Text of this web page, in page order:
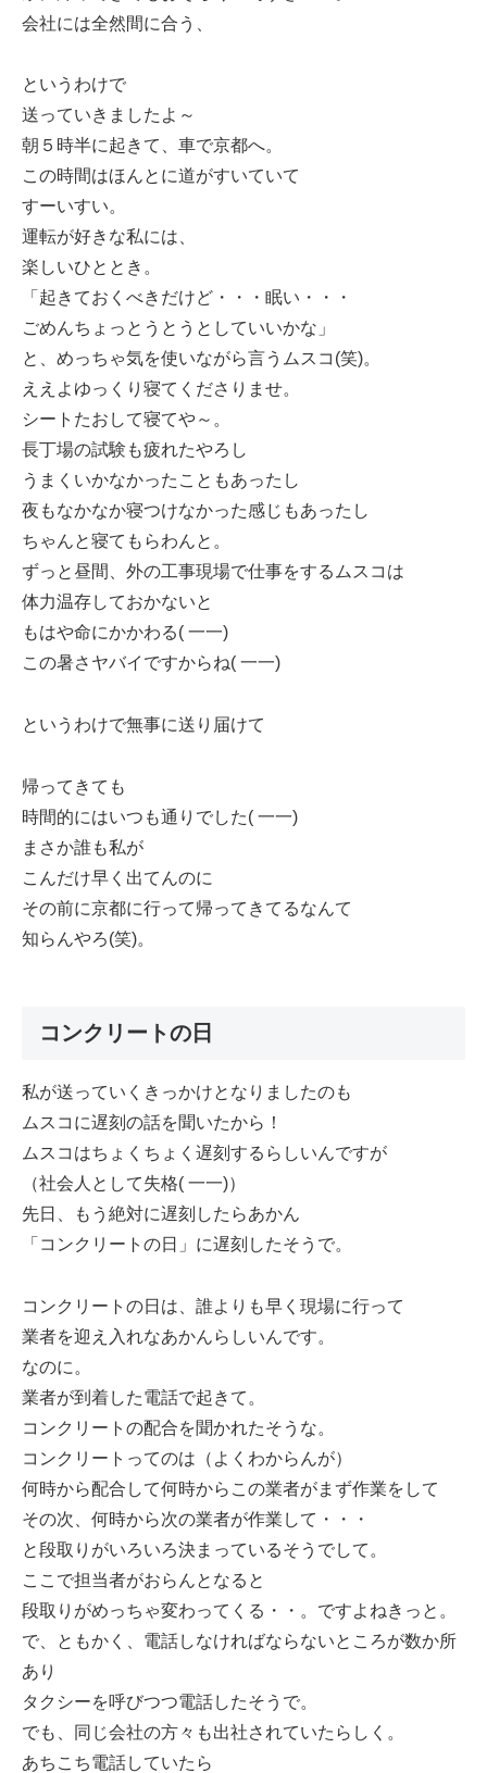
会社には全然間に合う、
というわけで
送っていきましたよ～
朝５時半に起きて、車で京都へ。
この時間はほんとに道がすいていて
すーいすい。
運転が好きな私には、
楽しいひととき。
「起きておくべきだけど・・・眠い・・・
ごめんちょっとうとうとしていいかな」
と、めっちゃ気を使いながら言うムスコ(笑)。
ええよゆっくり寝てくださりませ。
シートたおして寝てや～。
長丁場の試験も疲れたやろし
うまくいかなかったこともあったし
夜もなかなか寝つけなかった感じもあったし
ちゃんと寝てもらわんと。
ずっと昼間、外の工事現場で仕事をするムスコは
体力温存しておかないと
もはや命にかかわる( 一一)
この暑さヤバイですからね( 一一)
というわけで無事に送り届けて
帰ってきても
時間的にはいつも通りでした( 一一)
まさか誰も私が
こんだけ早く出てんのに
その前に京都に行って帰ってきてるなんて
知らんやろ(笑)。
コンクリートの日
私が送っていくきっかけとなりましたのも
ムスコに遅刻の話を聞いたから！
ムスコはちょくちょく遅刻するらしいんですが
（社会人として失格( 一一)）
先日、もう絶対に遅刻したらあかん
「コンクリートの日」に遅刻したそうで。
コンクリートの日は、誰よりも早く現場に行って
業者を迎え入れなあかんらしいんです。
なのに。
業者が到着した電話で起きて。
コンクリートの配合を聞かれたそうな。
コンクリートってのは（よくわからんが）
何時から配合して何時からこの業者がまず作業をして
その次、何時から次の業者が作業して・・・
と段取りがいろいろ決まっているそうでして。
ここで担当者がおらんとなると
段取りがめっちゃ変わってくる・・。ですよねきっと。
で、ともかく、電話しなければならないところが数か所
あり
タクシーを呼びつつ電話したそうで。
でも、同じ会社の方々も出社されていたらしく。
あちこち電話していたら